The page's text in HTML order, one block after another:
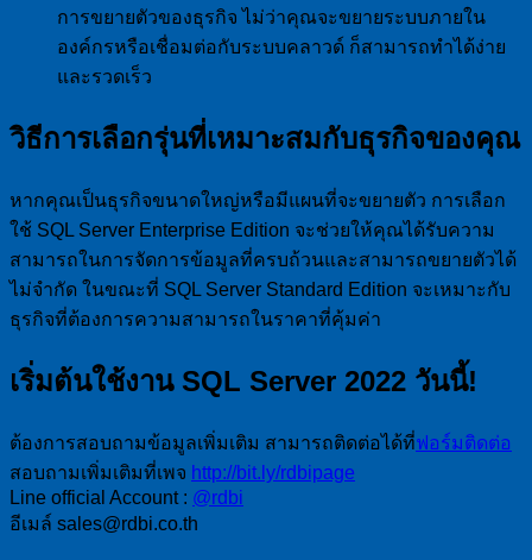
การขยายตัวของธุรกิจ ไม่ว่าคุณจะขยายระบบภายใน
องค์กรหรือเชื่อมต่อกับระบบคลาวด์ ก็สามารถทำได้ง่าย
และรวดเร็ว
วิธีการเลือกรุ่นที่เหมาะสมกับธุรกิจของคุณ
หากคุณเป็นธุรกิจขนาดใหญ่หรือมีแผนที่จะขยายตัว การเลือก
ใช้ SQL Server Enterprise Edition จะช่วยให้คุณได้รับความ
สามารถในการจัดการข้อมูลที่ครบถ้วนและสามารถขยายตัวได้
ไม่จำกัด ในขณะที่ SQL Server Standard Edition จะเหมาะกับ
ธุรกิจที่ต้องการความสามารถในราคาที่คุ้มค่า
เริ่มต้นใช้งาน SQL Server 2022 วันนี้!
ต้องการสอบถามข้อมูลเพิ่มเติม สามารถติดต่อได้ที่ฟอร์มติดต่อ
สอบถามเพิ่มเติมที่เพจ http://bit.ly/rdbipage
Line official Account : @rdbi
อีเมล์ sales@rdbi.co.th